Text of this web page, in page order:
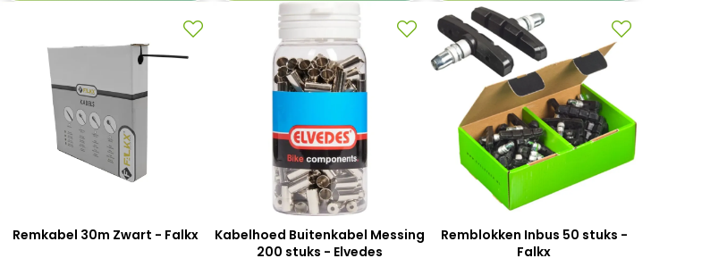
Remkabel 30m Zwart - Falkx
Kabelhoed Buitenkabel Messing
200 stuks - Elvedes
Remblokken Inbus 50 stuks -
Falkx